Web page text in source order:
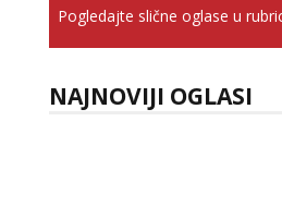
Pogledajte slične oglase u
NAJNOVIJI OGLASI